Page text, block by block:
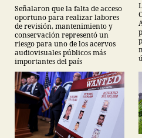
Señalaron que la falta de acceso
oportuno para realizar labores
de revisión, mantenimiento y
conservación representó un
riesgo para uno de los acervos
audiovisuales públicos más
importantes del país